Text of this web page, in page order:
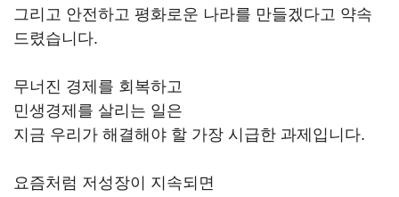
그리고 안전하고 평화로운 나라를 만들겠다고 약속
드렸습니다.
무너진 경제를 회복하고
민생경제를 살리는 일은
지금 우리가 해결해야 할 가장 시급한 과제입니다.
요즘처럼 저성장이 지속되면